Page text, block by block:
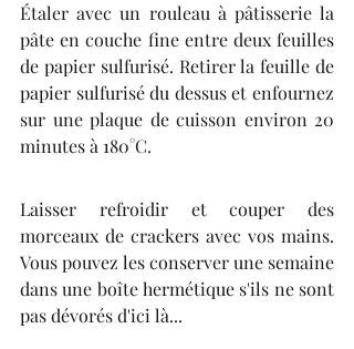
Étaler avec un rouleau à pâtisserie la
pâte en couche fine entre deux feuilles
de papier sulfurisé. Retirer la feuille de
papier sulfurisé du dessus et enfournez
sur une plaque de cuisson environ 20
minutes à 180°C.
Laisser refroidir et couper des
morceaux de crackers avec vos mains.
Vous pouvez les conserver une semaine
dans une boîte hermétique s'ils ne sont
pas dévorés d'ici là...